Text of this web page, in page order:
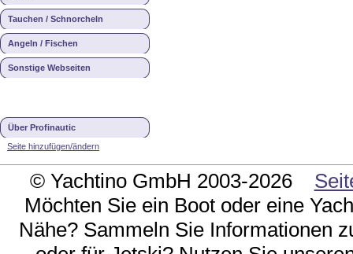
Tauchen / Schnorcheln
Angeln / Fischen
Sonstige Webseiten
Über Profinautic
Seite hinzufügen/ändern
© Yachtino GmbH 2003-2026
Möchten Sie ein Boot oder eine
Nähe? Sammeln Sie Informationen